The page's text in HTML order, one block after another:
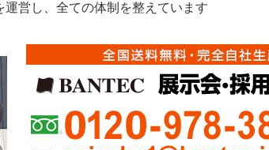
営し、全ての体制を整えています